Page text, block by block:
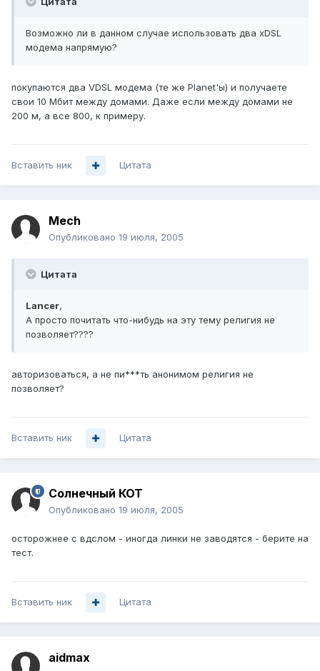
Возможно ли в данном случае использовать два xDSL
модема напрямую?
покупаются два VDSL модема (те же Planet'ы) и получаете
свои 10 Мбит между домами. Даже если между домами не
200 м, а все 800, к примеру.
Вставить ник Цитата
Mech
Опубликовано 19 июля, 2005
Цитата
Lancer,
А просто почитать что-нибудь на эту тему религия не
позволяет????
авторизоваться, а не пи***ть анонимом религия не
позволяет?
Вставить ник Цитата
Солнечный КОТ
Опубликовано 19 июля, 2005
осторожнее с вдслом - иногда линки не заводятся - берите на
тест.
Вставить ник Цитата
aidmax